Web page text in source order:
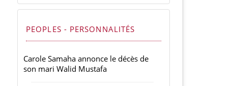
PEOPLES - PERSONNALITÉS
Carole Samaha annonce le décès de
son mari Walid Mustafa